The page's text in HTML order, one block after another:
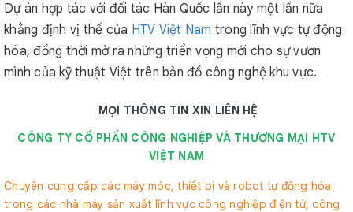
Dự án hợp tác với đối tác Hàn Quốc lần này một lần nữa
khẳng định vị thế của HTV Việt Nam trong lĩnh vực tự động
hóa, đồng thời mở ra những triển vọng mới cho sự vươn
mình của kỹ thuật Việt trên bản đồ công nghệ khu vực.
MỌI THÔNG TIN XIN LIÊN HỆ
CÔNG TY CỔ PHẦN CÔNG NGHIỆP VÀ THƯƠNG MẠI HTV
VIỆT NAM
Chuyên cung cấp các máy móc, thiết bị và robot tự động hóa
trong các nhà máy sản xuất lĩnh vực công nghiệp điện tử, công